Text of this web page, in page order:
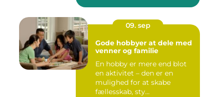
09. sep
Gode hobbyer at dele med
venner og familie
En hobby er mere end blot
en aktivitet – den er en
mulighed for at skabe
fællesskab, sty...